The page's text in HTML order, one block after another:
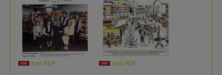
zum PDF zum PDF